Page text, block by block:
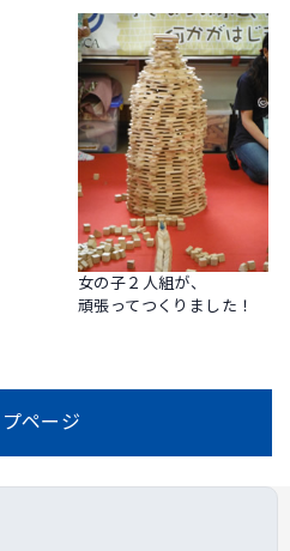
女の子２人組が、
頑張ってつくりました！
プページ